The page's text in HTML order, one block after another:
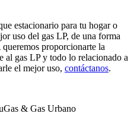
estacionario para tu hogar o
uso del gas LP, de una forma
proporcionarte la
al gas LP y todo lo relacionado a
el mejor uso, contáctanos.
& Gas Urbano